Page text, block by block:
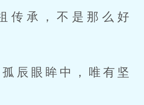
传承，不是那么好
辰眼眸中，唯有坚